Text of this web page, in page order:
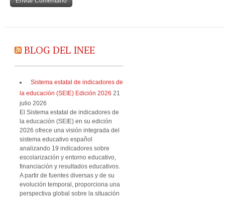
BLOG DEL INEE
Sistema estatal de indicadores de
la educación (SEIE) Edición 2026 21
julio 2026
El Sistema estatal de indicadores de
la educación (SEIE) en su edición
2026 ofrece una visión integrada del
sistema educativo español
analizando 19 indicadores sobre
escolarización y entorno educativo,
financiación y resultados educativos.
A partir de fuentes diversas y de su
evolución temporal, proporciona una
perspectiva global sobre la situación